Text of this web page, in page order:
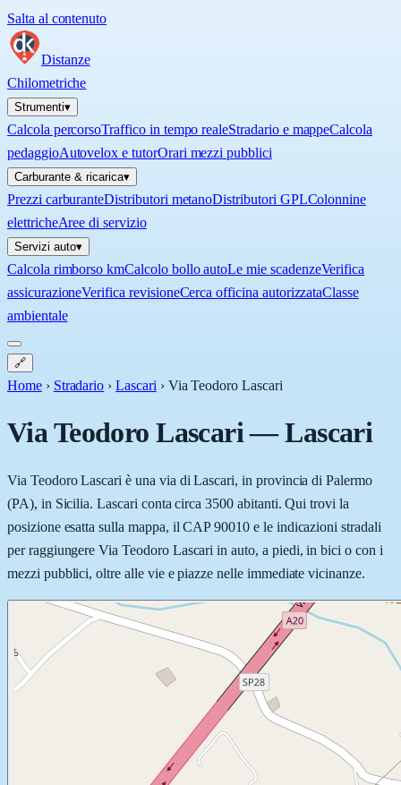
Salta al contenuto
Distanze
Chilometriche
Strumenti▾
Calcola percorsoTraffico in tempo realeStradario e mappeCalcola
pedaggioAutovelox e tutorOrari mezzi pubblici
Carburante & ricarica▾
Prezzi carburanteDistributori metanoDistributori GPLColonnine
elettricheAree di servizio
Servizi auto▾
Calcola rimborso kmCalcolo bollo autoLe mie scadenzeVerifica
assicurazioneVerifica revisioneCerca officina autorizzataClasse
ambientale
🔗
Home › Stradario › Lascari › Via Teodoro Lascari
Via Teodoro Lascari—Lascari
Via Teodoro Lascari è una via di Lascari, in provincia di Palermo
(PA), in Sicilia. Lascari conta circa 3500 abitanti. Qui trovi la
posizione esatta sulla mappa, il CAP 90010 e le indicazioni stradali
per raggiungere Via Teodoro Lascari in auto, a piedi, in bici o con i
mezzi pubblici, oltre alle vie e piazze nelle immediate vicinanze.